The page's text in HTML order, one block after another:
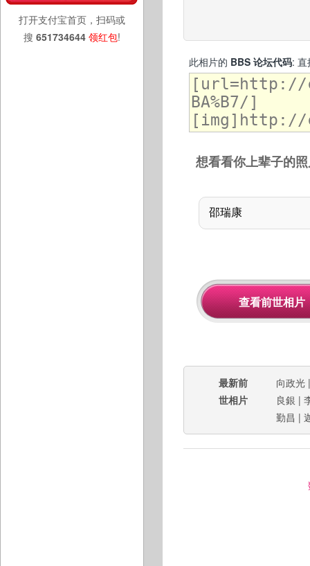
打开支付宝首页，扫码或
搜 651734644 领红包!
此相片的 BBS 论坛代码: 直
想看看你上辈子的
最新前
世相片
向政光
良銀 |
勤昌 |